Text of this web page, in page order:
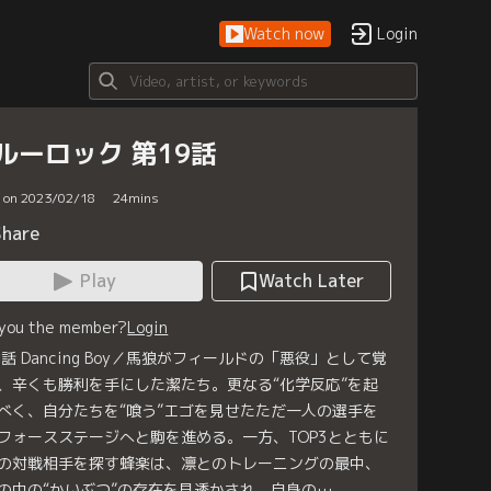
Watch now Login
ーロック 第19話
2023/02/18 24mins
Play
Watch Later
the member?Login
Dancing Boy／馬狼がフィールドの「悪役」として覚
辛くも勝利を手にした潔たち。更なる“化学反応”を起
く、自分たちを“喰う”エゴを見せたただ一人の選手を
ォースステージへと駒を進める。一方、TOP3とともに
対戦相手を探す蜂楽は、凛とのトレーニングの最中、